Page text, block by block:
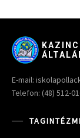
E-mail:
Telefon: (48) 512-